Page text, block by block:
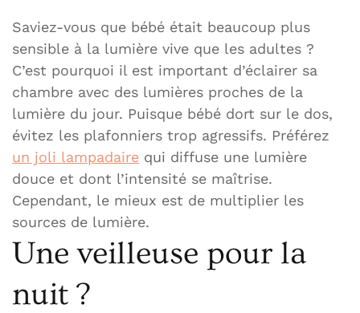
Saviez-vous que bébé était beaucoup plus
sensible à la lumière vive que les adultes ?
C’est pourquoi il est important d’éclairer sa
chambre avec des lumières proches de la
lumière du jour. Puisque bébé dort sur le dos,
évitez les plafonniers trop agressifs. Préférez
un joli lampadaire qui diffuse une lumière
douce et dont l’intensité se maîtrise.
Cependant, le mieux est de multiplier les
sources de lumière.
Une veilleuse pour la
nuit ?